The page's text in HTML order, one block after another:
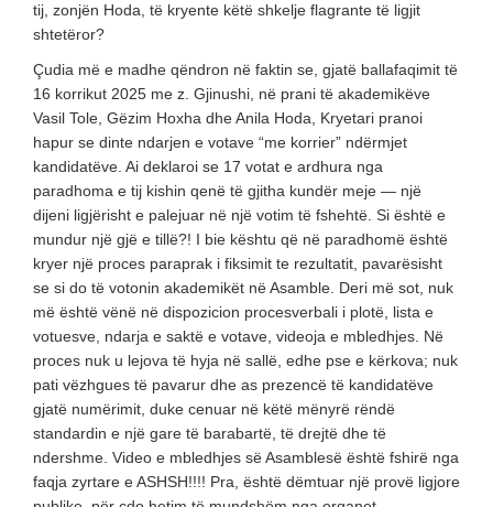
tij, zonjën Hoda, të kryente këtë shkelje flagrante të ligjit
shtetëror?
Çudia më e madhe qëndron në faktin se, gjatë ballafaqimit të
16 korrikut 2025 me z. Gjinushi, në prani të akademikëve
Vasil Tole, Gëzim Hoxha dhe Anila Hoda, Kryetari pranoi
hapur se dinte ndarjen e votave “me korrier” ndërmjet
kandidatëve. Ai deklaroi se 17 votat e ardhura nga
paradhoma e tij kishin qenë të gjitha kundër meje — një
dijeni ligjërisht e palejuar në një votim të fshehtë. Si është e
mundur një gjë e tillë?! I bie kështu që në paradhomë është
kryer një proces paraprak i fiksimit te rezultatit, pavarësisht
se si do të votonin akademikët në Asamble. Deri më sot, nuk
më është vënë në dispozicion procesverbali i plotë, lista e
votuesve, ndarja e saktë e votave, videoja e mbledhjes. Në
proces nuk u lejova të hyja në sallë, edhe pse e kërkova; nuk
pati vëzhgues të pavarur dhe as prezencë të kandidatëve
gjatë numërimit, duke cenuar në këtë mënyrë rëndë
standardin e një gare të barabartë, të drejtë dhe të
ndershme. Video e mbledhjes së Asamblesë është fshirë nga
faqja zyrtare e ASHSH!!!! Pra, është dëmtuar një provë ligjore